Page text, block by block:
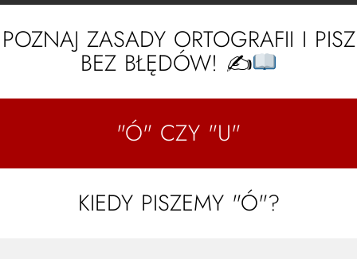
POZNAJ ZASADY ORTOGRAFII I PISZ
BEZ BŁĘDÓW! ✍
"Ó" CZY "U"
KIEDY PISZEMY "Ó"?